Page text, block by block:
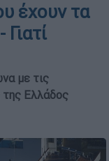
έχουν τα
με τις
της Ελλάδος